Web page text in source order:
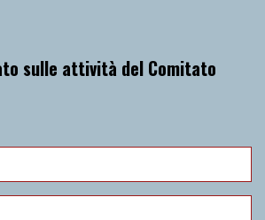
sulle attività del Comitato